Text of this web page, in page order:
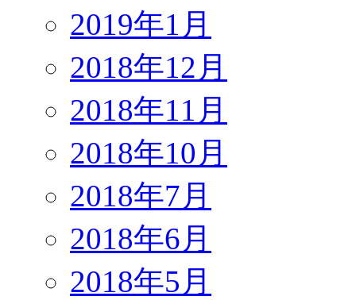
2019年1月
2018年12月
2018年11月
2018年10月
2018年7月
2018年6月
2018年5月